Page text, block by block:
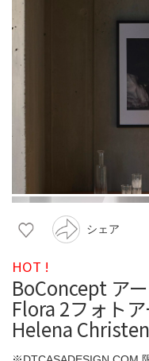
シェア
HOT !
BoConcept ア
Flora 2フォト
Helena